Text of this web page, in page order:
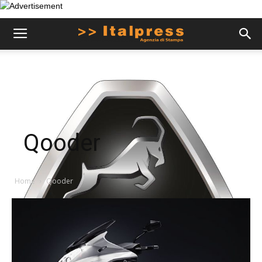
Qooder
Home Qooder